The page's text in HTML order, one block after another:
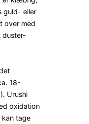
guld- eller
over med
duster-
18-
Urushi
oxidation
tage